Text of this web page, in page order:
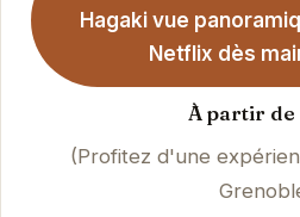
Hagaki vue
Netflix dès
À partir de
(Profitez d'une